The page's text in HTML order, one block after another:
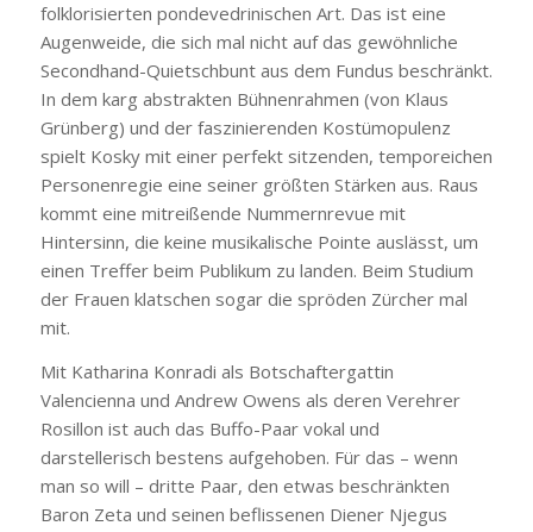
folklorisierten pondevedrinischen Art. Das ist eine
Augenweide, die sich mal nicht auf das gewöhnliche
Secondhand-Quietschbunt aus dem Fundus beschränkt.
In dem karg abstrakten Bühnenrahmen (von Klaus
Grünberg) und der faszinierenden Kostümopulenz
spielt Kosky mit einer perfekt sitzenden, temporeichen
Personenregie eine seiner größten Stärken aus. Raus
kommt eine mitreißende Nummernrevue mit
Hintersinn, die keine musikalische Pointe auslässt, um
einen Treffer beim Publikum zu landen. Beim Studium
der Frauen klatschen sogar die spröden Zürcher mal
mit.
Mit Katharina Konradi als Botschaftergattin
Valencienna und Andrew Owens als deren Verehrer
Rosillon ist auch das Buffo-Paar vokal und
darstellerisch bestens aufgehoben. Für das – wenn
man so will – dritte Paar, den etwas beschränkten
Baron Zeta und seinen beflissenen Diener Njegus